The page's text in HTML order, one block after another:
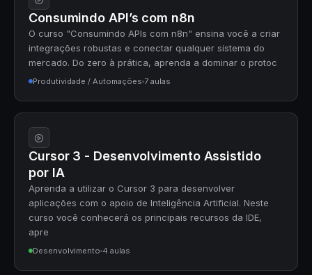
Consumindo API’s com n8n
O curso "Consumindo APIs com n8n" ensina você a criar
integrações robustas e conectar qualquer sistema do
mercado. Do zero à prática, aprenda a dominar o protoc
Produtividade / Automações 7 aulas
Cursor 3 - Desenvolvimento Assistido
por IA
Aprenda a utilizar o Cursor 3 para desenvolver
aplicações com o apoio de Inteligência Artificial. Neste
curso você conhecerá os principais recursos da IDE,
apre
Desenvolvimento 4 aulas